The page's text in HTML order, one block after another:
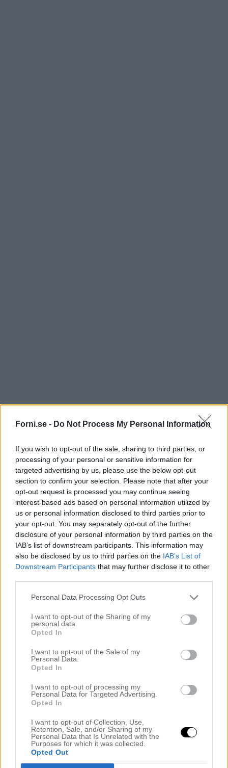
Forni.se - Do Not Process My Personal Information
If you wish to opt-out of the sale, sharing to third parties, or
processing of your personal or sensitive information for
targeted advertising by us, please use the below opt-out
section to confirm your selection. Please note that after your
opt-out request is processed you may continue seeing
interest-based ads based on personal information utilized by
us or personal information disclosed to third parties prior to
your opt-out. You may separately opt-out of the further
disclosure of your personal information by third parties on the
IAB’s list of downstream participants. This information may
also be disclosed by us to third parties on the IAB’s List of
Downstream Participants that may further disclose it to other
Personal Data Processing Opt Outs
I want to opt-out of the Sharing of my
personal data.
Opted In
I want to opt-out of the Sale of my
Personal Data.
Opted In
I want to opt-out of processing my
Personal Data for Targeted Advertising.
Opted In
I want to opt-out of Collection, Use,
Retention, Sale, and/or Sharing of my
Personal Data that Is Unrelated with the
Purposes for which it was collected.
Opted Out